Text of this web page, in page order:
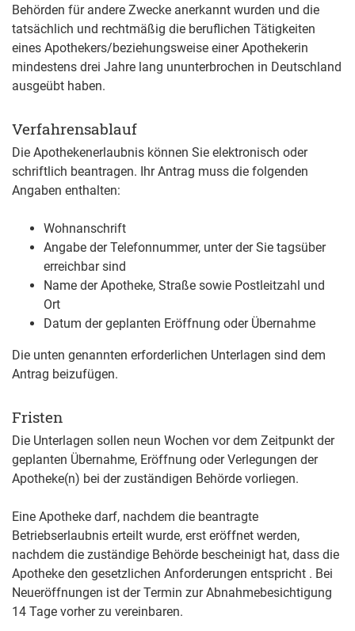
Behörden für andere Zwecke anerkannt wurden und die
tatsächlich und rechtmäßig die beruflichen Tätigkeiten
eines Apothekers/beziehungsweise einer Apothekerin
mindestens drei Jahre lang ununterbrochen in Deutschland
ausgeübt haben.
Verfahrensablauf
Die Apothekenerlaubnis können Sie elektronisch oder
schriftlich beantragen. Ihr Antrag muss die folgenden
Angaben enthalten:
Wohnanschrift
Angabe der Telefonnummer, unter der Sie tagsüber
erreichbar sind
Name der Apotheke, Straße sowie Postleitzahl und
Ort
Datum der geplanten Eröffnung oder Übernahme
Die unten genannten erforderlichen Unterlagen sind dem
Antrag beizufügen.
Fristen
Die Unterlagen sollen neun Wochen vor dem Zeitpunkt der
geplanten Übernahme, Eröffnung oder Verlegungen der
Apotheke(n) bei der zuständigen Behörde vorliegen.
Eine Apotheke darf, nachdem die beantragte
Betriebserlaubnis erteilt wurde, erst eröffnet werden,
nachdem die zuständige Behörde bescheinigt hat, dass die
Apotheke den gesetzlichen Anforderungen entspricht . Bei
Neueröffnungen ist der Termin zur Abnahmebesichtigung
14 Tage vorher zu vereinbaren.